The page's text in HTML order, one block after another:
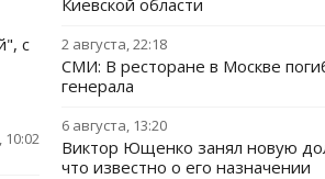
с
10:02
Киевской области
2 августа, 22:18
СМИ: В ресторане в Москве
генерала
6 августа, 13:20
Виктор Ющенко занял новую
что известно о его назначении